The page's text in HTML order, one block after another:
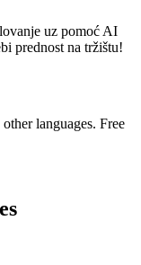
uz pomoć AI
prednost na tržištu!
languages. Free